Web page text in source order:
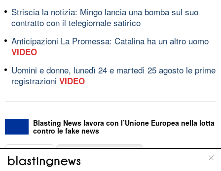
Striscia la notizia: Mingo lancia una bomba sul suo
contratto con il telegiornale satirico
Anticipazioni La Promessa: Catalina ha un altro uomo
VIDEO
Uomini e donne, lunedì 24 e martedì 25 agosto le prime
registrazioni VIDEO
Blasting News lavora con l’Unione Europea nella lotta
contro le fake news
ABOUT